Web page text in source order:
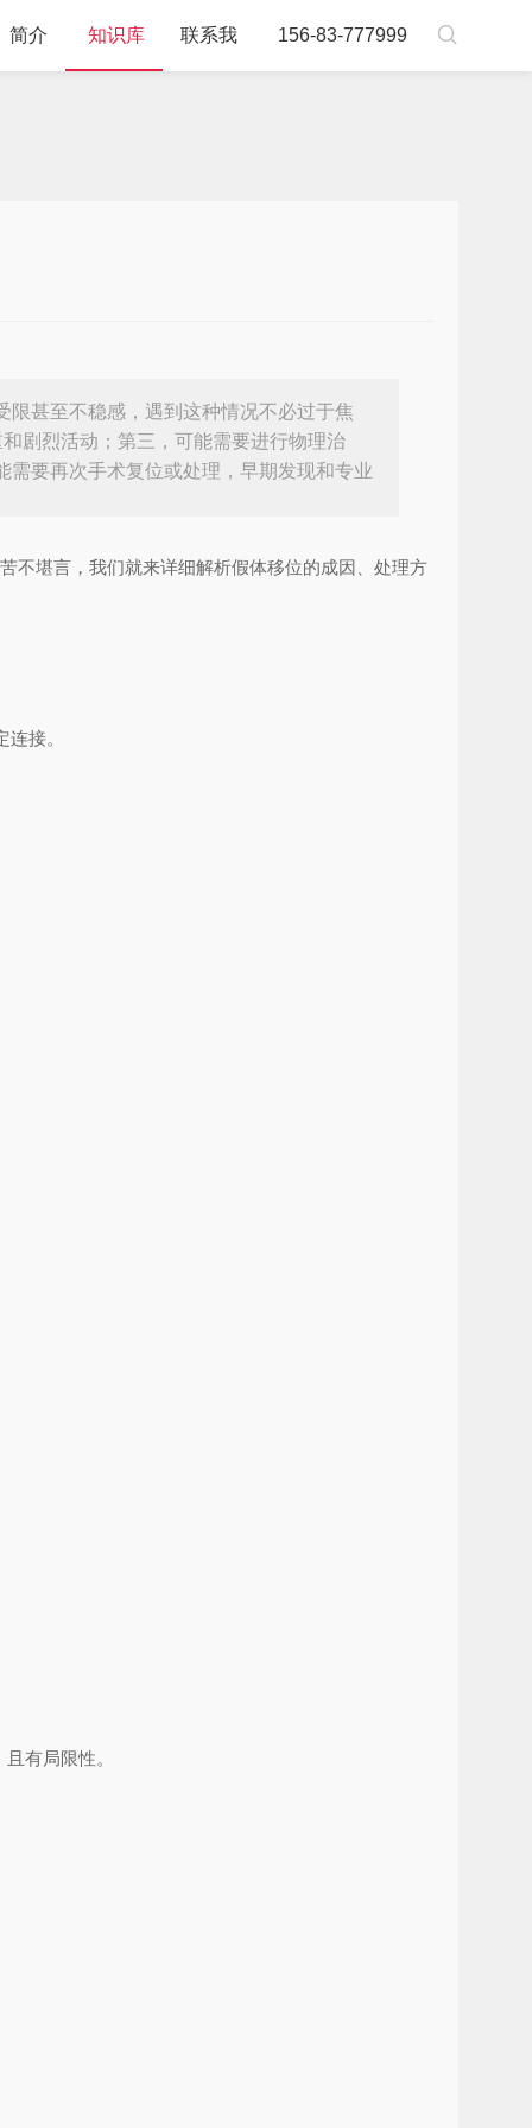
简介 知识库 联系我 156-83-777999 
甚至不稳感，遇到这种情况不必过于焦
剧烈活动；第三，可能需要进行物理治
要再次手术复位或处理，早期发现和专业
不堪言，我们就来详细解析假体移位的成因、处理方
接。
有局限性。